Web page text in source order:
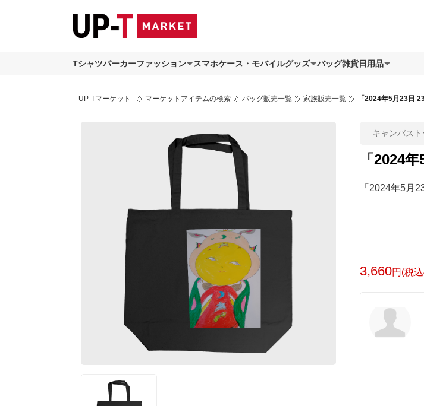
Tシャツパーカーファッション スマホケース・モバイルグッズ バッグ雑貨日用品
UP-Tマーケット マーケットアイテムの検索 バッグ販売一覧 家族販売一覧 「2024年5月23日
キャンバスト
「2024
「2024年5月
3,660円(税